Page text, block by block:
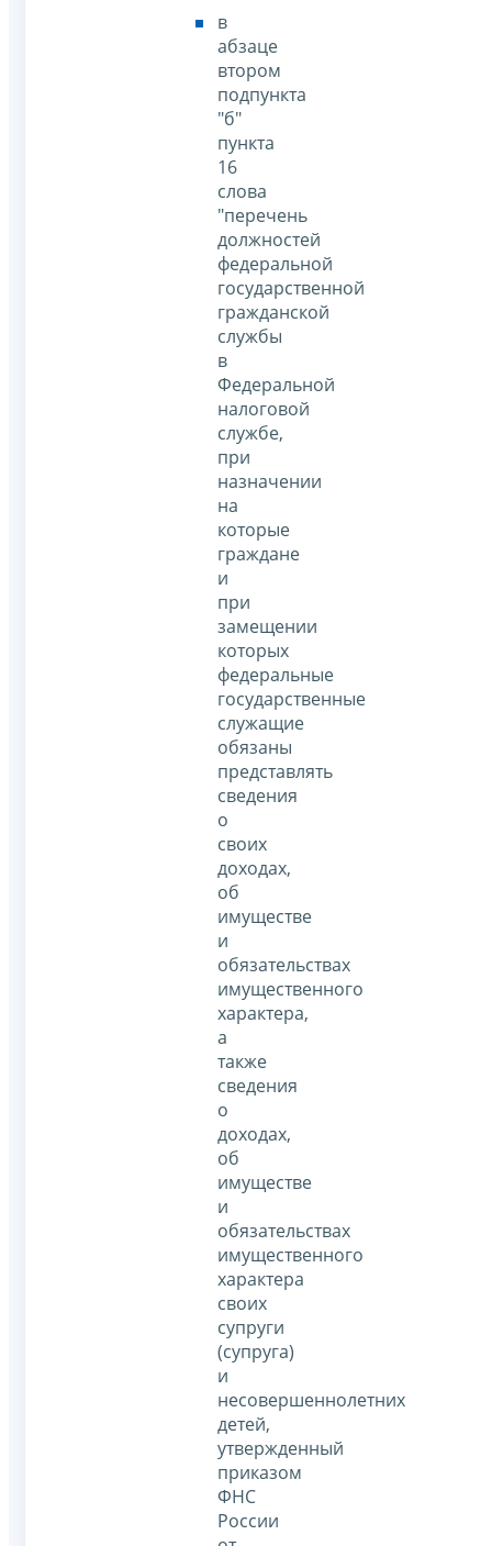
в
абзаце
втором
подпункта
"б"
пункта
16
слова
"перечень
должностей
федеральной
государственной
гражданской
службы
в
Федеральной
налоговой
службе,
при
назначении
на
которые
граждане
и
при
замещении
которых
федеральные
государственные
служащие
обязаны
представлять
сведения
о
своих
доходах,
об
имуществе
и
обязательствах
имущественного
характера,
а
также
сведения
о
доходах,
об
имуществе
и
обязательствах
имущественного
характера
своих
супруги
(супруга)
и
несовершеннолетних
детей,
утвержденный
приказом
ФНС
России